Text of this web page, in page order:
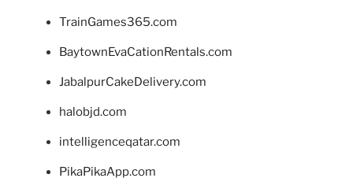
TrainGames365.com
BaytownEvaCationRentals.com
JabalpurCakeDelivery.com
halobjd.com
intelligenceqatar.com
PikaPikaApp.com